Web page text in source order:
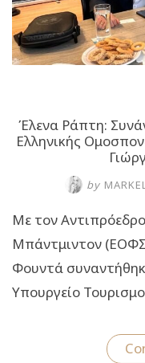
Έλενα Ράπτη:
Ελληνικής
by
Με τον
Μπάντμιντον
Φουντά
Υπουργείο